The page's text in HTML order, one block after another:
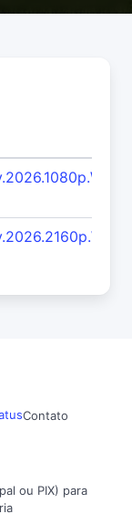
Contato
ou PIX) para